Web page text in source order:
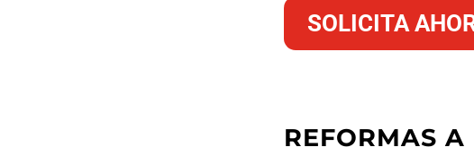
SOLICITA
REFORMAS